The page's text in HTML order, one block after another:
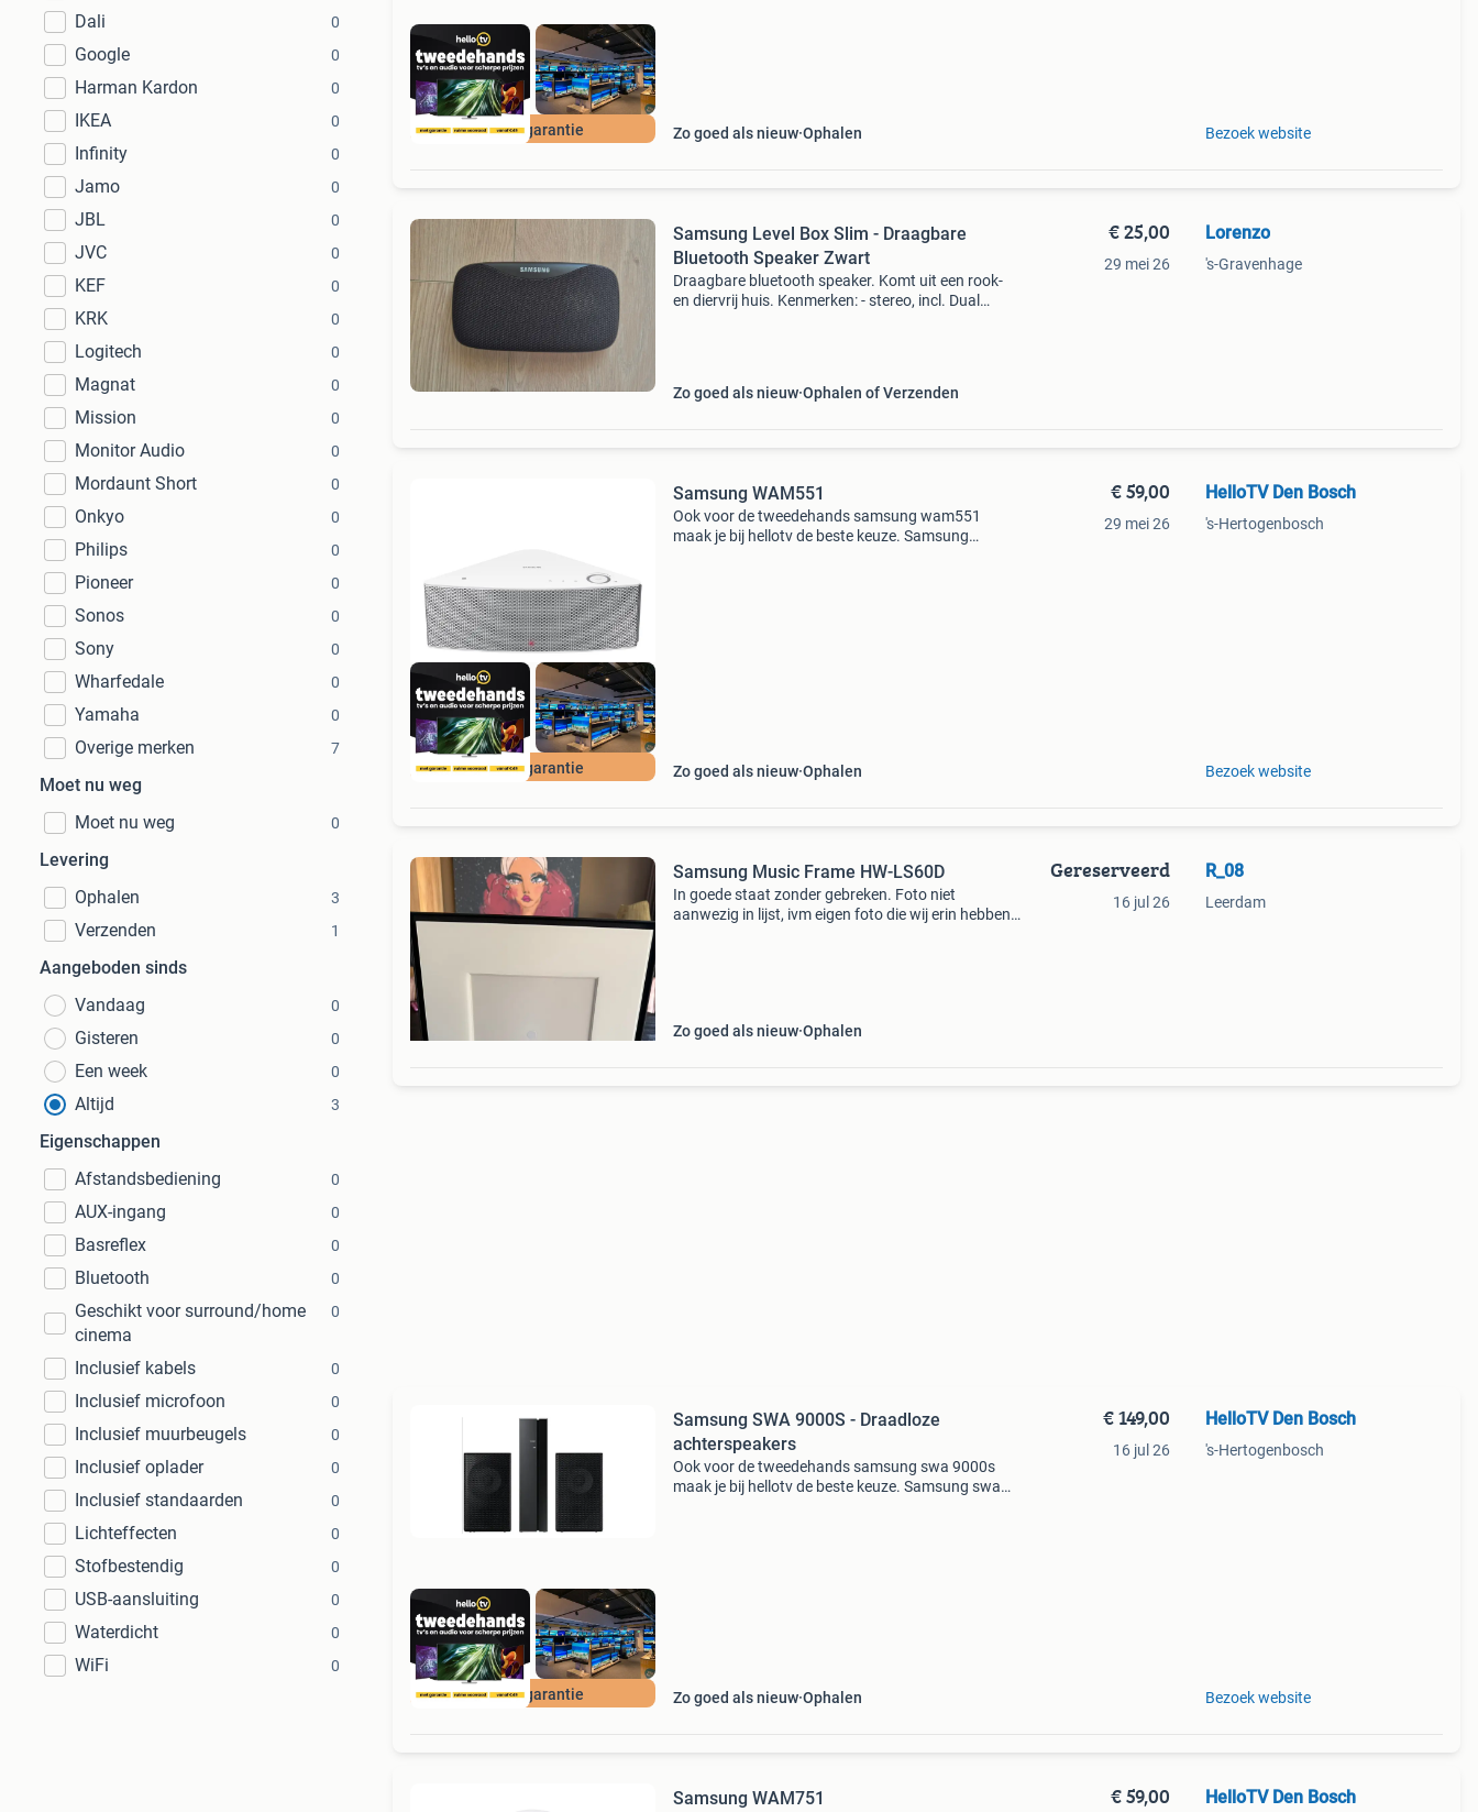
Dali 0
Google 0
Harman Kardon 0
IKEA 0
Infinity 0
Jamo 0
JBL 0
JVC 0
KEF 0
KRK 0
Logitech 0
Magnat 0
Mission 0
Monitor Audio 0
Mordaunt Short 0
Onkyo 0
Philips 0
Pioneer 0
Sonos 0
Sony 0
Wharfedale 0
Yamaha 0
Overige merken 7
Moet nu weg
Moet nu weg
0
Levering
Ophalen
3
Verzenden 1
Aangeboden sinds
Vandaag
0
Gisteren 0
Een week 0
Altijd 3
Eigenschappen
Afstandsbediening
0
AUX-ingang 0
Basreflex 0
Bluetooth 0
Geschikt voor surround/home
cinema
0
Inclusief kabels 0
Inclusief microfoon 0
Inclusief muurbeugels 0
Inclusief oplader 0
Inclusief standaarden 0
Lichteffecten 0
Stofbestendig 0
USB-aansluiting 0
Waterdicht 0
WiFi 0
1 jaar garantie Zo goed als nieuw Ophalen Bezoek website
Samsung Level Box Slim - Draagbare
Bluetooth Speaker Zwart
Draagbare bluetooth speaker. Komt uit een rook-
en diervrij huis. Kenmerken: - stereo, incl. Dual
Zo goed als nieuw Ophalen of Verzenden
€ 25,00
29 mei 26
Lorenzo
's-Gravenhage
1 jaar garantie
Samsung WAM551
Ook voor de tweedehands samsung wam551
maak je bij hellotv de beste keuze. Samsung
Zo goed als nieuw Ophalen
€ 59,00
29 mei 26
HelloTV Den Bosch
's-Hertogenbosch
Bezoek website
Samsung Music Frame HW-LS60D
In goede staat zonder gebreken. Foto niet
aanwezig in lijst, ivm eigen foto die wij erin hebben
Zo goed als nieuw Ophalen
Gereserveerd
16 jul 26
R_08
Leerdam
1 jaar garantie
Samsung SWA 9000S - Draadloze
achterspeakers
Ook voor de tweedehands samsung swa 9000s
maak je bij hellotv de beste keuze. Samsung swa
Zo goed als nieuw Ophalen
€ 149,00
16 jul 26
HelloTV Den Bosch
's-Hertogenbosch
Bezoek website
Samsung WAM751 € 59,00 HelloTV Den Bosch